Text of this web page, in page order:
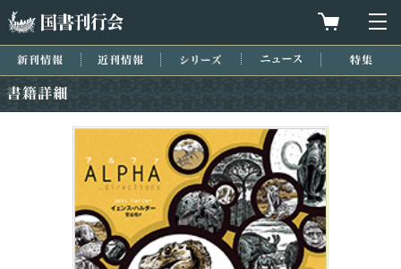
買物カゴを
新刊情報 近刊情報 シリーズ ニュース